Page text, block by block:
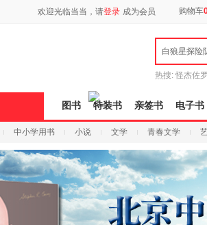
欢迎光临当当，请登录 成为会员 购物车
白狼星探险
热搜: 怪杰佐
图书 特装书 亲签书 电子书
中小学用书 小说 文学 青春文学
电子书